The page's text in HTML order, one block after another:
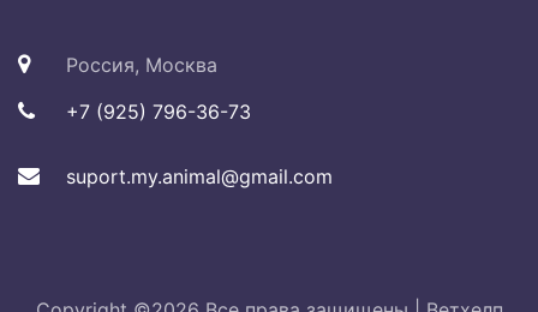
Россия, Москва
+7 (925) 796-36-73
suport.my.animal@gmail.com